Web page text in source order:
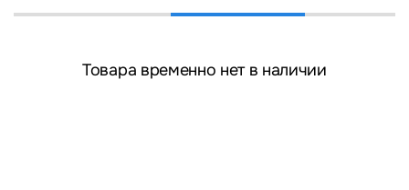
Товара временно нет в наличии